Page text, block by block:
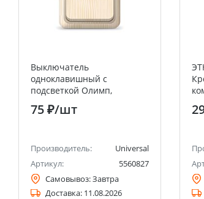
Schneider Electric)
Выключатель
одноклавишный с
подсветкой Олимп,
открытой установки, 10А,
220В, сосна UNIVERSAL
75 ₽/шт
Производитель:
Universal
Артикул:
5560827
Самовывоз:Завтра
Доставка: 11.08.2026